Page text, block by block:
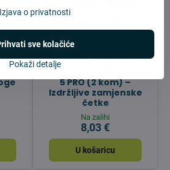
S40
Vacuum S40/S40
PRO/Vacuum 5/Vacuum
5 PRO (2 kom) –
Izdržljive zamjenske
četke
Na zalihi
8,03 €
U košaricu
Izjava o privatnosti
Pokaži detalje
sve kolačiće